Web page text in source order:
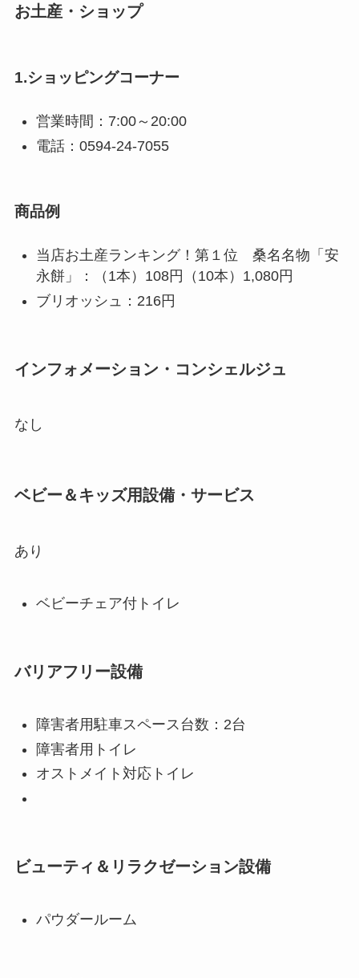
お土産・ショップ
1.ショッピングコーナー
営業時間：7:00～20:00
電話：0594-24-7055
商品例
当店お土産ランキング！第１位 桑名名物「安
永餅」：（1本）108円（10本）1,080円
ブリオッシュ：216円
インフォメーション・コンシェルジュ
なし
ベビー＆キッズ用設備・サービス
あり
ベビーチェア付トイレ
バリアフリー設備
障害者用駐車スペース台数：2台
障害者用トイレ
オストメイト対応トイレ
ビューティ＆リラクゼーション設備
パウダールーム